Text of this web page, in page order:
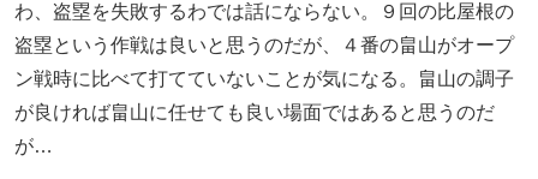
わ、盗塁を失敗するわでは話にならない。９回の比屋根の
盗塁という作戦は良いと思うのだが、４番の畠山がオープ
ン戦時に比べて打てていないことが気になる。畠山の調子
が良ければ畠山に任せても良い場面ではあると思うのだ
が…